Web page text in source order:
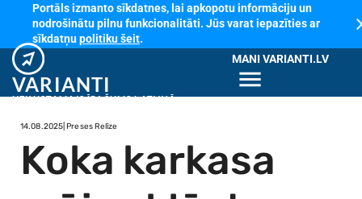
Portāls izmanto sīkdatnes, lai apkopotu informāciju un
nodrošinātu pilnu funkcionalitāti. Jūs varat iepazīties ar
sīkdatņupolitiku šeit.
VARIANTI
NEKUSTAMAIS ĪPAŠUMS LATVIJĀ
MANI VARIANTI.LV
menu
14.08.2025 | Preses Relīze
Koka karkasa